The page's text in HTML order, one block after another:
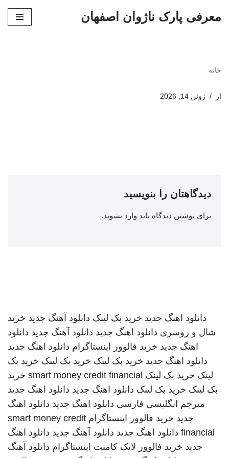
معرفی پارک ناژوان اصفهان
خانه
از ژوئن 14, 2026
دیدگاهتان را بنویسید
برای نوشتن دیدگاه باید وارد بشوید.
دانلود اهنگ جدید خرید بک لینک دانلود آهنگ جدید خرید
شال و روسری دانلود اهنگ جدید دانلود آهنگ جدید دانلود
اهنگ جدید خرید فالوور اینستاگرام دانلود اهنگ جدید
دانلود اهنگ جدید خرید بک لینک خرید بک لینک خرید بک
لینک خرید بک لینک smart money credit financial خرید
بک لینک خرید بک لینک دانلود اهنگ جدید دانلود اهنگ جدید
مترجم انگلیسی فارسی دانلود اهنگ جدید دانلود اهنگ
جدید خرید فالوور اینستاگرام smart money credit
financial دانلود اهنگ جدید دانلود آهنگ جدید دانلود اهنگ
جدید خرید فالوور لایک کامنت اینستاگرام دانلود آهنگ